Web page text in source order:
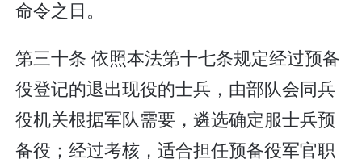
命令之日。
第三十条 依照本法第十七条规定经过预备
役登记的退出现役的士兵，由部队会同兵
役机关根据军队需要，遴选确定服士兵预
备役；经过考核，适合担任预备役军官职